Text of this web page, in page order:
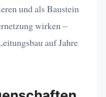
und als Baustein
wirken –
auf Jahre